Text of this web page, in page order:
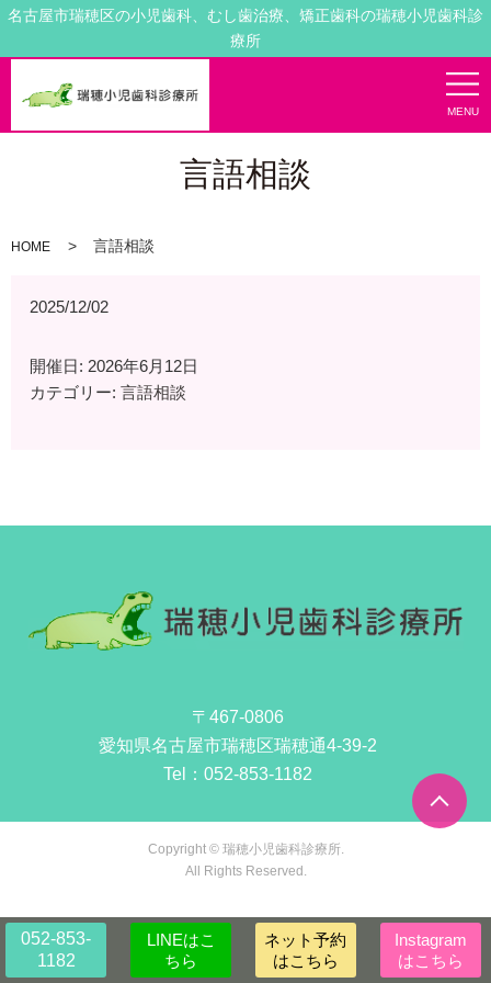
名古屋市瑞穂区の小児歯科、むし歯治療、矯正歯科の瑞穂小児歯科診
療所
MENU
言語相談
HOME 言語相談
2025/12/02
開催日: 2026年6月12日
カテゴリー:言語相談
052-853-
1182
LINEはこ
ちら
ネット予約
はこちら
Instagram
はこちら
〒467-0806
愛知県名古屋市瑞穂区瑞穂通4-39-2
Tel： 052-853-1182
Copyright © 瑞穂小児歯科診療所.
All Rights Reserved.